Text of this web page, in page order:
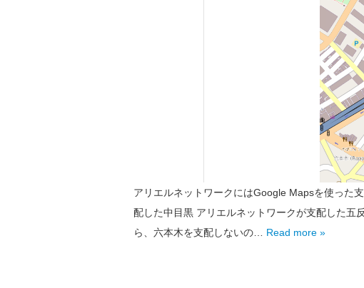
アリエルネットワークにはGoogle Mapsを使った
配した中目黒 アリエルネットワークが支配した五
ら、六本木を支配しないの… Read more »